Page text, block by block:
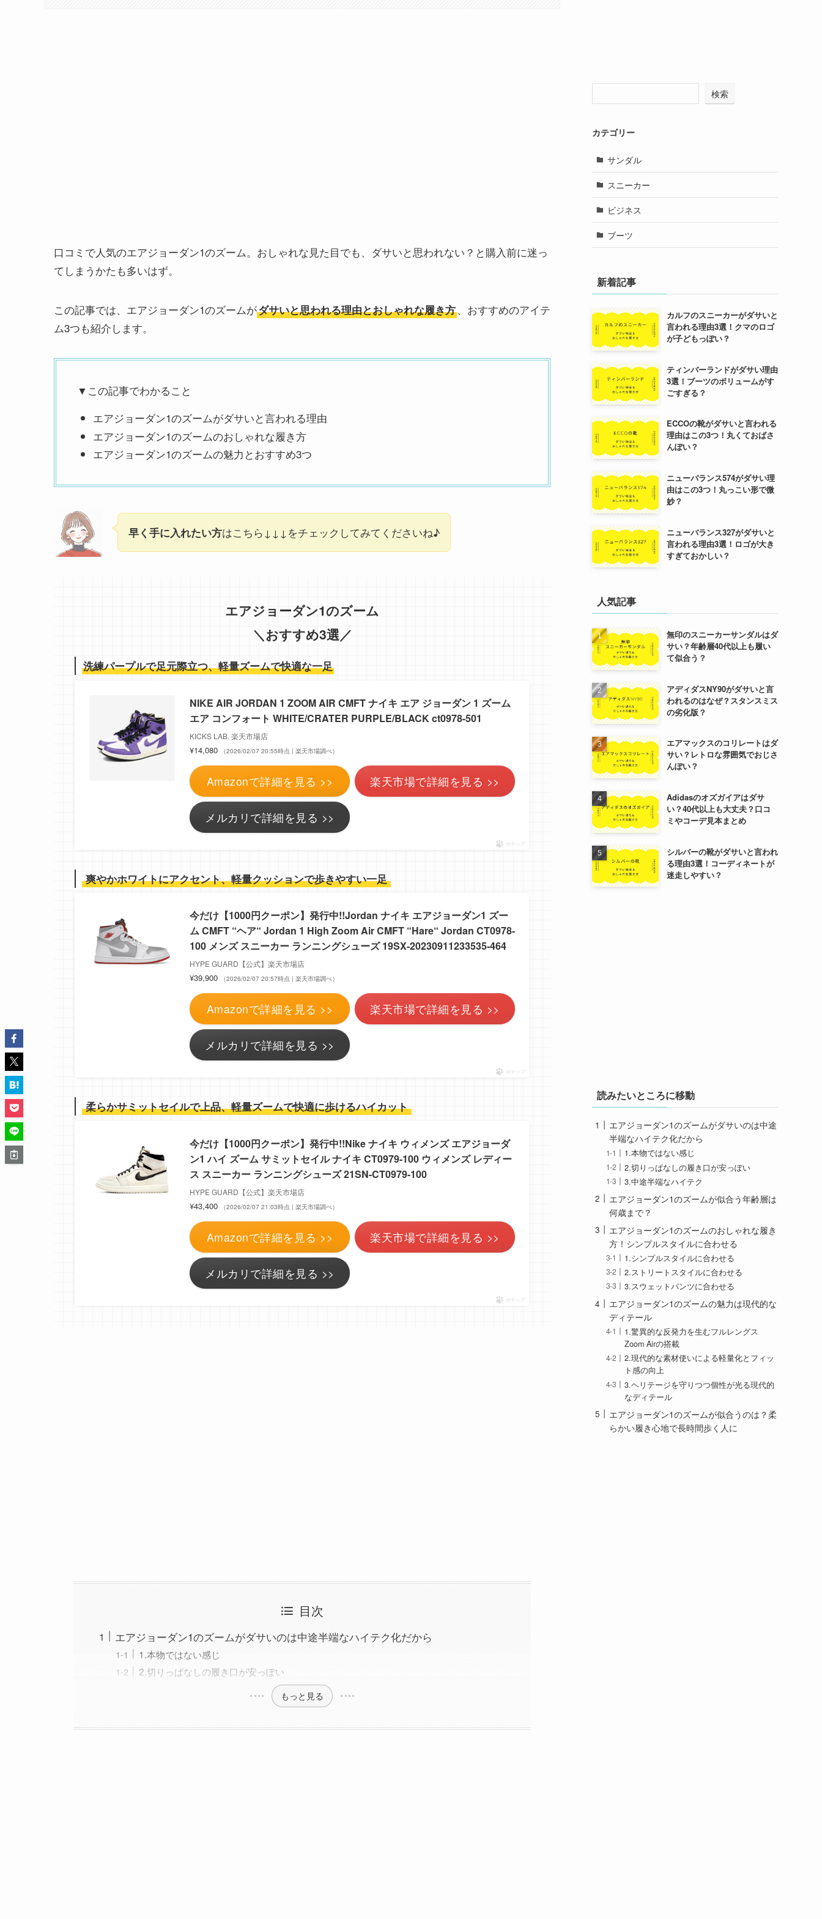
口コミで人気のエアジョーダン1のズーム。おしゃれな見た目でも、ダサいと思われない？と購入前に迷っ
てしまうかたも多いはず。
この記事では、エアジョーダン1のズームがダサいと思われる理由とおしゃれな履き方、おすすめのアイテ
ム3つも紹介します。
▼この記事でわかること
エアジョーダン1のズームがダサいと言われる理由
エアジョーダン1のズームのおしゃれな履き方
エアジョーダン1のズームの魅力とおすすめ3つ
早く手に入れたい方はこちら↓↓↓をチェックしてみてくださいね♪
エアジョーダン1のズーム
＼おすすめ3選／
洗練パープルで足元際立つ、軽量ズームで快適な一足
NIKE AIR JORDAN 1 ZOOM AIR CMFT ナイキ エア ジョーダン 1 ズーム
エア コンフォート WHITE/CRATER PURPLE/BLACK ct0978-501
KICKS LAB. 楽天市場店
¥14,080 （2026/02/07 20:55時点 | 楽天市場調べ）
Amazonで詳細を見る >> 楽天市場で詳細を見る >>
メルカリで詳細を見る >>
ポチップ
爽やかホワイトにアクセント、軽量クッションで歩きやすい一足
今だけ【1000円クーポン】発行中!!Jordan ナイキ エアジョーダン1 ズー
ム CMFT “ヘア“ Jordan 1 High Zoom Air CMFT “Hare“ Jordan CT0978-
100 メンズ スニーカー ランニングシューズ 19SX-20230911233535-464
HYPE GUARD【公式】楽天市場店
¥39,900 （2026/02/07 20:57時点 | 楽天市場調べ）
Amazonで詳細を見る >> 楽天市場で詳細を見る >>
メルカリで詳細を見る >>
ポチップ
柔らかサミットセイルで上品、軽量ズームで快適に歩けるハイカット
今だけ【1000円クーポン】発行中!!Nike ナイキ ウィメンズ エアジョーダ
ン1 ハイ ズーム サミットセイル ナイキ CT0979-100 ウィメンズ レディー
ス スニーカー ランニングシューズ 21SN-CT0979-100
HYPE GUARD【公式】楽天市場店
¥43,400 （2026/02/07 21:03時点 | 楽天市場調べ）
Amazonで詳細を見る >> 楽天市場で詳細を見る >>
メルカリで詳細を見る >>
ポチップ
目次
エアジョーダン1のズームがダサいのは中途半端なハイテク化だから
1.本物ではない感じ
2.切りっぱなしの履き口が安っぽい
もっと見る
検索
カテゴリー
サンダル
スニーカー
ビジネス
ブーツ
新着記事
カルフのスニーカーがダサいと
言われる理由3選！クマのロゴ
が子どもっぽい？
ティンバーランドがダサい理由
3選！ブーツのボリュームがす
ごすぎる？
ECCOの靴がダサいと言われる
理由はこの3つ！丸くておばさ
んぽい？
ニューバランス574がダサい理
由はこの3つ！丸っこい形で微
妙？
ニューバランス327がダサいと
言われる理由3選！ロゴが大き
すぎておかしい？
人気記事
無印のスニーカーサンダルはダ
サい？年齢層40代以上も履い
て似合う？
アディダスNY90がダサいと言
われるのはなぜ？スタンスミス
の劣化版？
エアマックスのコリレートはダ
サい？レトロな雰囲気でおじさ
んぽい？
Adidasのオズガイアはダサ
い？40代以上も大丈夫？口コ
ミやコーデ見本まとめ
シルバーの靴がダサいと言われ
る理由3選！コーディネートが
迷走しやすい？
読みたいところに移動
エアジョーダン1のズームがダサいのは中途
半端なハイテク化だから
1.本物ではない感じ
2.切りっぱなしの履き口が安っぽい
3.中途半端なハイテク
エアジョーダン1のズームが似合う年齢層は
何歳まで？
エアジョーダン1のズームのおしゃれな履き
方！シンプルスタイルに合わせる
1.シンプルスタイルに合わせる
2.ストリートスタイルに合わせる
3.スウェットパンツに合わせる
エアジョーダン1のズームの魅力は現代的な
ディテール
1.驚異的な反発力を生むフルレングス
Zoom Airの搭載
2.現代的な素材使いによる軽量化とフィッ
ト感の向上
3.ヘリテージを守りつつ個性が光る現代的
なディテール
エアジョーダン1のズームが似合うのは？柔
らかい履き心地で長時間歩く人に